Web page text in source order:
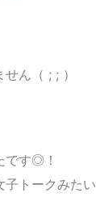
ん（ ; ; ）
です◎！
子トークみたい